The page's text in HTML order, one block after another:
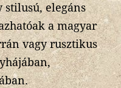
elegáns
a magyar
vagy rusztikus